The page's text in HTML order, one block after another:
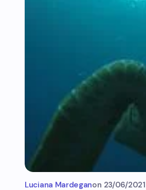
Luciana Mardeganon 23/06/2021